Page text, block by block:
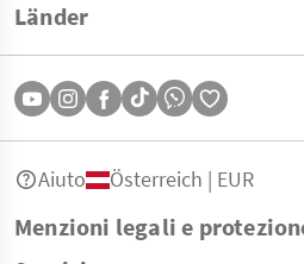
Länder
Menzioni legali e
Aiuto Österreich | EUR